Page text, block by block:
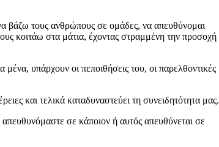
βάζω τους ανθρώπους σε ομάδες, να απευθύνομαι
κοιτάω στα μάτια, έχοντας στραμμένη την προσοχή
υπάρχουν οι πεποιθήσεις του, οι παρελθοντικές
και τελικά καταδυναστεύει τη συνειδητότητα μας.
σε κάποιον ή αυτός απευθύνεται σε